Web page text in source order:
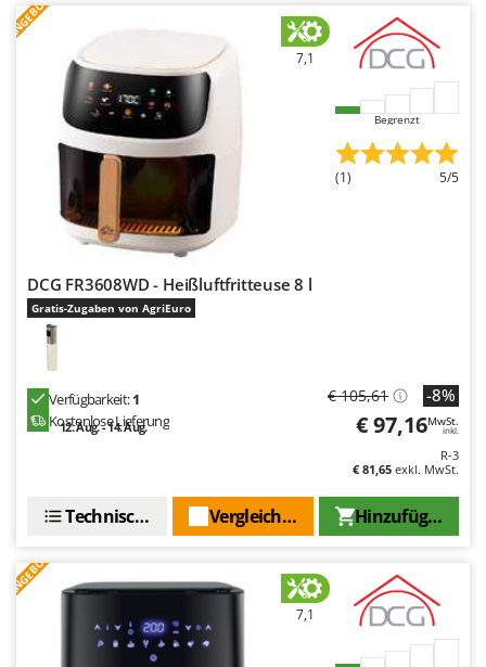
ANGEBOT
7,1
Begrenzt
(1) 5/5
DCG FR3608WD - Heißluftfritteuse 8 l
Gratis-Zugaben von AgriEuro
Verfügbarkeit:1
Kostenlose Lieferung
12. Aug. - 14. Aug.
€ 105,61 -8%
€ 97,16MwSt.
inkl.
R-3
€ 81,65 exkl. MwSt.
Hinzufügen
Vergleichen Sie
Technische Daten
ANGEBOT
7,1